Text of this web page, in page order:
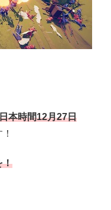
本時間12月27日
！